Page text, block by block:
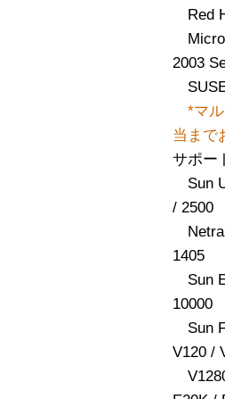
Red
2003
*マ
当まで
サポー
Sun
/ 2500
1405
Sun
10000
Sun
V120 /